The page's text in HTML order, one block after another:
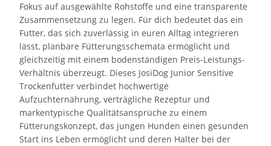
Fokus auf ausgewählte Rohstoffe und eine transparente
Zusammensetzung zu legen. Für dich bedeutet das ein
Futter, das sich zuverlässig in euren Alltag integrieren
lässt, planbare Fütterungsschemata ermöglicht und
gleichzeitig mit einem bodenständigen Preis-Leistungs-
Verhältnis überzeugt. Dieses JosiDog Junior Sensitive
Trockenfutter verbindet hochwertige
Aufzuchternährung, verträgliche Rezeptur und
markentypische Qualitätsansprüche zu einem
Fütterungskonzept, das jungen Hunden einen gesunden
Start ins Leben ermöglicht und deren Halter bei der